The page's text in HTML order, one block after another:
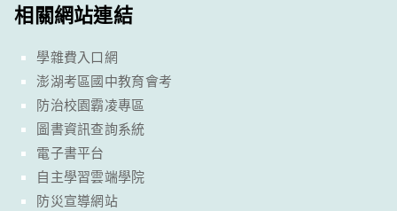
相關網站連結
學雜費入口網
澎湖考區國中教育會考
防治校園霸凌專區
圖書資訊查詢系統
電子書平台
自主學習雲端學院
防災宣導網站